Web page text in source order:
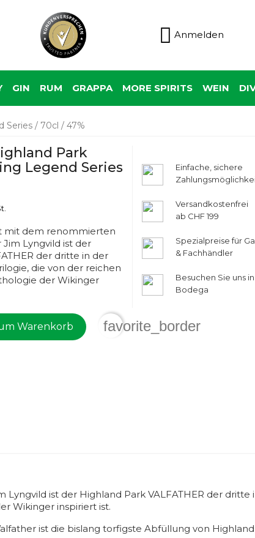
 Anmelden
GIN RUM GRAPPA MORE SPIRITS WEIN
Series / 70cl / 47%
Park
Legend Series
mit dem renommierten
Lyngvild ist der
der dritte in der
die von der reichen
der Wikinger
Warenkorb favorite_border
Einfache, sichere
Versandkostenfrei
ab CHF 199
Spezialpreise für
& Fachhändler
Besuchen Sie uns
Bodega
ist der Highland Park VALFATHER der dritte
Wikinger inspiriert ist.
ist die bislang torfigste Abfüllung von Highland